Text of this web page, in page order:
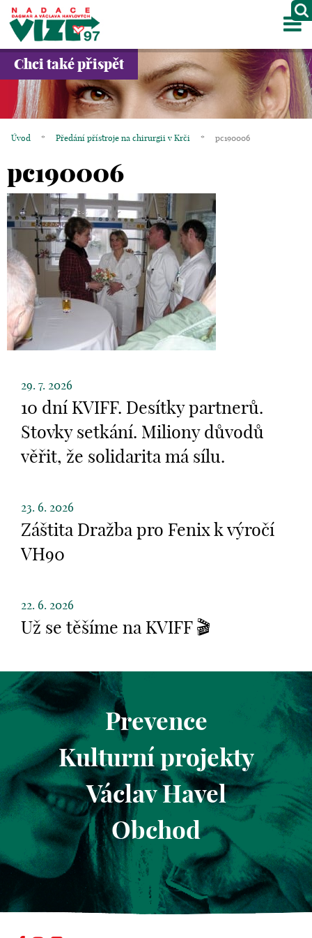
O NÁS
PROJEKTY
KONTAKTY
OBCHOD
KOŠÍK
EN
Chci také přispět
Úvod * Předání přístroje na chirurgii v Krči * pc190006
pc190006
29. 7. 2026
10 dní KVIFF. Desítky partnerů.
Stovky setkání. Miliony důvodů
věřit, že solidarita má sílu.
23. 6. 2026
Záštita Dražba pro Fenix k výročí
VH90
22. 6. 2026
Už se těšíme na KVIFF 🎬
Prevence
Kulturní projekty
Václav Havel
Obchod